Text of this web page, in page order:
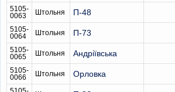
5105-
0063
Штольня П-48
5105-
0064
Штольня П-73
5105-
0065
Штольня Андріївська
5105-
0066
Штольня Орловка